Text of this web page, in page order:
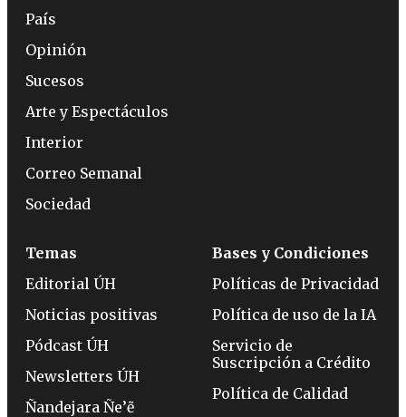
País
Opinión
Sucesos
Arte y Espectáculos
Interior
Correo Semanal
Sociedad
Temas
Editorial ÚH
Noticias positivas
Pódcast ÚH
Newsletters ÚH
Ñandejara Ñe’ẽ
Bases y Condiciones
Políticas de Privacidad
Política de uso de la IA
Servicio de
Suscripción a Crédito
Política de Calidad